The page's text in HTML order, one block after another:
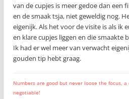
van de cupjes is meer gedoe dan een
en de smaak tsja, niet geweldig nog.
eigenijk. Als het voor de visite is als ik
en klare cupjes liggen en die smaakte
Ik had er wel meer van verwacht
gouden tip hebt graag.
Numbers are good but never loose the focus,
negotiable!